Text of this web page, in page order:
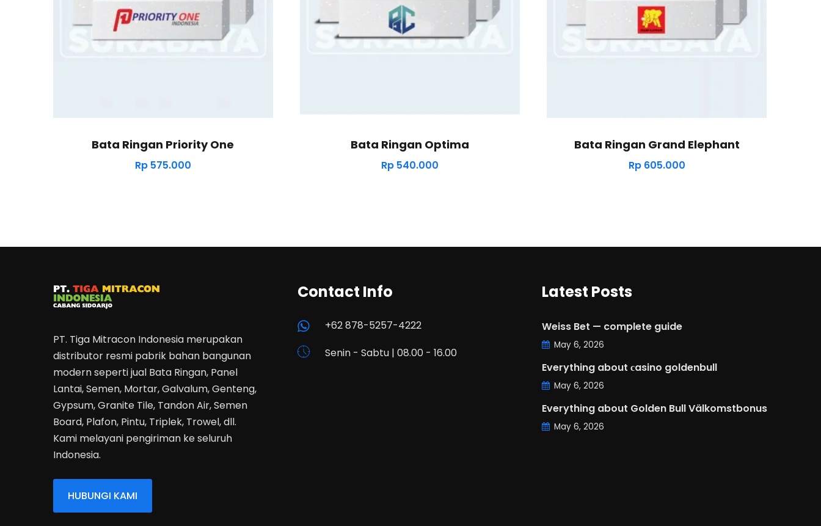
Bata Ringan Priority One
Rp575.000
Bata Ringan Optima
Rp 540.000
Bata Ringan Grand Elephant
Rp605.000
PT. Tiga Mitracon Indonesia merupakan
distributor resmi pabrik bahan bangunan
modern seperti jual Bata Ringan, Panel
Lantai, Semen, Mortar, Galvalum, Genteng,
Gypsum, Granite Tile, Tandon Air, Semen
Board, Plafon, Pintu, Triplek, Trowel, dll.
Kami melayani pengiriman ke seluruh
Indonesia.
HUBUNGI KAMI
Contact Info
+62 878-5257-4222
Senin - Sabtu | 08.00 - 16.00
Latest Posts
Weiss Bet — complete guide
May 6, 2026
Everything about сasino goldenbull
May 6, 2026
Everything about Golden Bull Välkomstbonus
May 6, 2026